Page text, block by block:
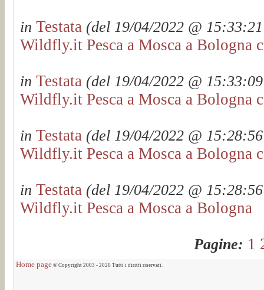
in Testata (del 19/04/2022 @
Wildfly.it Pesca a Mosca a Bologna
in Testata (del 19/04/2022 @
Wildfly.it Pesca a Mosca a Bologna
in Testata (del 19/04/2022 @
Wildfly.it Pesca a Mosca a Bologna
in Testata (del 19/04/2022 @
Wildfly.it Pesca a Mosca a Bologna
Pagine: 1
Home page © Copyright 2003 - 2026 Tutti i diritti riservati.